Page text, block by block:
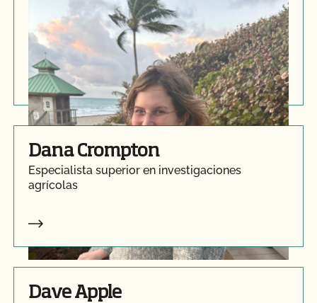
Kelly Korman
Supervisor de Certificación Ganadera
Dana Crompton
Especialista superior en investigaciones
agrícolas
Dave Apple